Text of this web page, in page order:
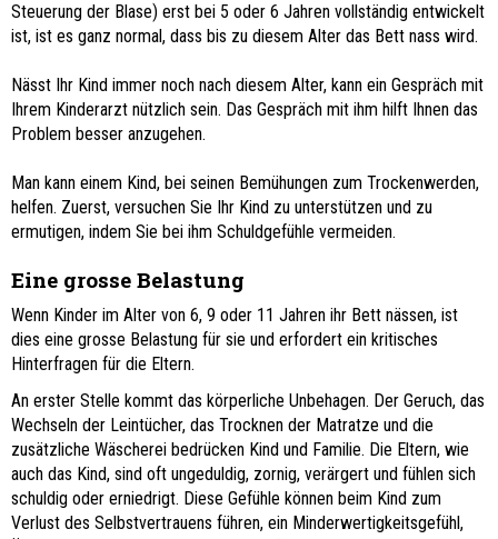
Steuerung der Blase) erst bei 5 oder 6 Jahren vollständig entwickelt
ist, ist es ganz normal, dass bis zu diesem Alter das Bett nass wird.
Nässt Ihr Kind immer noch nach diesem Alter, kann ein Gespräch mit
Ihrem Kinderarzt nützlich sein. Das Gespräch mit ihm hilft Ihnen das
Problem besser anzugehen.
Man kann einem Kind, bei seinen Bemühungen zum Trockenwerden,
helfen. Zuerst, versuchen Sie Ihr Kind zu unterstützen und zu
ermutigen, indem Sie bei ihm Schuldgefühle vermeiden.
Eine grosse Belastung
Wenn Kinder im Alter von 6, 9 oder 11 Jahren ihr Bett nässen, ist
dies eine grosse Belastung für sie und erfordert ein kritisches
Hinterfragen für die Eltern.
An erster Stelle kommt das körperliche Unbehagen. Der Geruch, das
Wechseln der Leintücher, das Trocknen der Matratze und die
zusätzliche Wäscherei bedrücken Kind und Familie. Die Eltern, wie
auch das Kind, sind oft ungeduldig, zornig, verärgert und fühlen sich
schuldig oder erniedrigt. Diese Gefühle können beim Kind zum
Verlust des Selbstvertrauens führen, ein Minderwertigkeitsgefühl,